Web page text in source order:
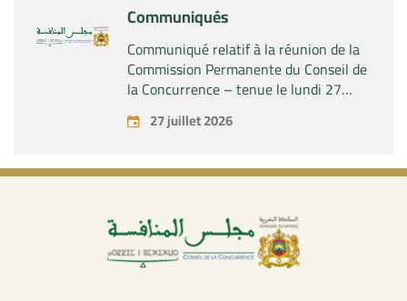
Communiqués
Communiqué relatif à la réunion de la
Commission Permanente du Conseil de
la Concurrence – tenue le lundi 27
juillet 2026
27 juillet 2026